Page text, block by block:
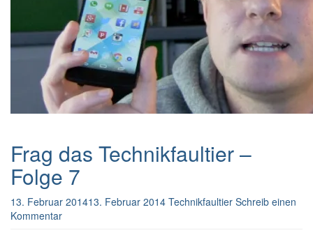
Frag das Technikfaultier –
Folge 7
13. Februar 201413. Februar 2014 Technikfaultier Schreib einen
Kommentar